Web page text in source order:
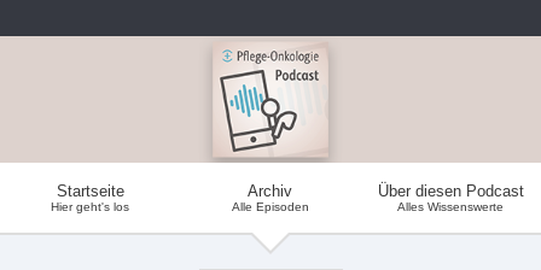
Startseite
Hier geht's los
Archiv
Alle Episoden
Über diesen Podcast
Alles Wissenswerte